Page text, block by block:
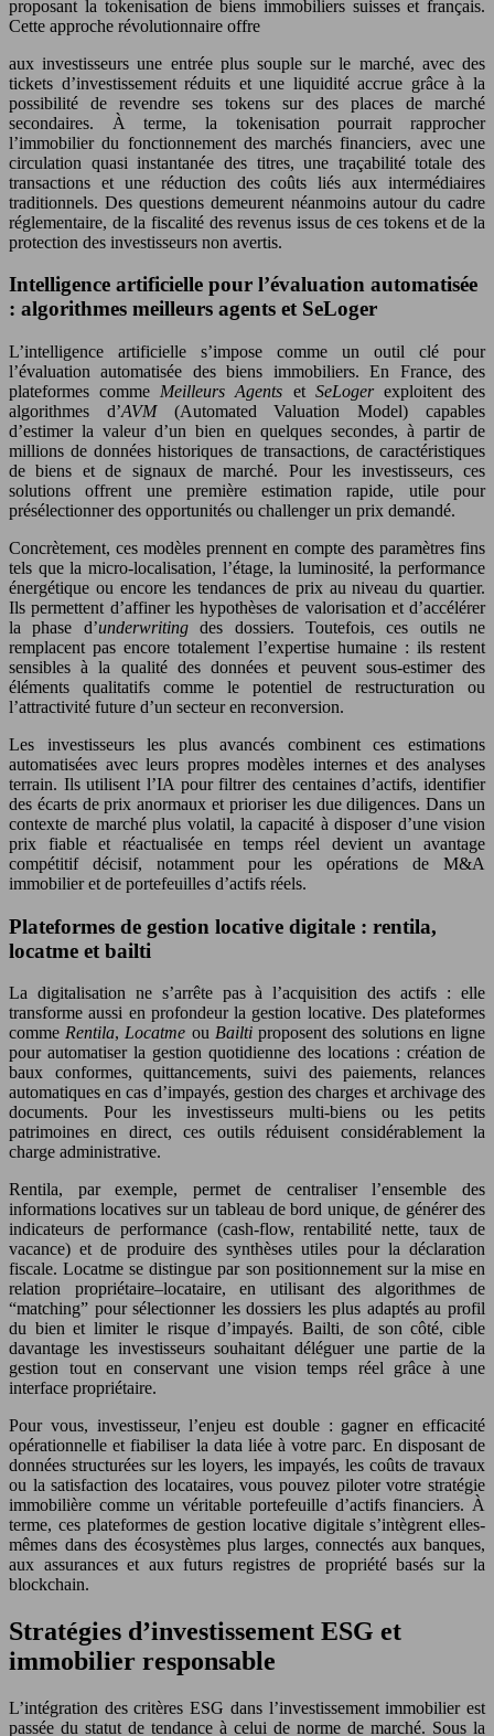
proposant la tokenisation de biens immobiliers suisses et français.
Cette approche révolutionnaire offre
aux investisseurs une entrée plus souple sur le marché, avec des
tickets d’investissement réduits et une liquidité accrue grâce à la
possibilité de revendre ses tokens sur des places de marché
secondaires. À terme, la tokenisation pourrait rapprocher
l’immobilier du fonctionnement des marchés financiers, avec une
circulation quasi instantanée des titres, une traçabilité totale des
transactions et une réduction des coûts liés aux intermédiaires
traditionnels. Des questions demeurent néanmoins autour du cadre
réglementaire, de la fiscalité des revenus issus de ces tokens et de la
protection des investisseurs non avertis.
Intelligence artificielle pour l’évaluation automatisée
: algorithmes meilleurs agents et SeLoger
L’intelligence artificielle s’impose comme un outil clé pour
l’évaluation automatisée des biens immobiliers. En France, des
plateformes comme Meilleurs Agents et SeLogerexploitent des
algorithmes d’AVM(Automated Valuation Model) capables
d’estimer la valeur d’un bien en quelques secondes, à partir de
millions de données historiques de transactions, de caractéristiques
de biens et de signaux de marché. Pour les investisseurs, ces
solutions offrent une première estimation rapide, utile pour
présélectionner des opportunités ou challenger un prix demandé.
Concrètement, ces modèles prennent en compte des paramètres fins
tels que la micro-localisation, l’étage, la luminosité, la performance
énergétique ou encore les tendances de prix au niveau du quartier.
Ils permettent d’affiner les hypothèses de valorisation et d’accélérer
la phase d’underwritingdes dossiers. Toutefois, ces outils ne
remplacent pas encore totalement l’expertise humaine : ils restent
sensibles à la qualité des données et peuvent sous-estimer des
éléments qualitatifs comme le potentiel de restructuration ou
l’attractivité future d’un secteur en reconversion.
Les investisseurs les plus avancés combinent ces estimations
automatisées avec leurs propres modèles internes et des analyses
terrain. Ils utilisent l’IA pour filtrer des centaines d’actifs, identifier
des écarts de prix anormaux et prioriser les due diligences. Dans un
contexte de marché plus volatil, la capacité à disposer d’une vision
prix fiable et réactualisée en temps réel devient un avantage
compétitif décisif, notamment pour les opérations de M&A
immobilier et de portefeuilles d’actifs réels.
Plateformes de gestion locative digitale : rentila,
locatme et bailti
La digitalisation ne s’arrête pas à l’acquisition des actifs : elle
transforme aussi en profondeur la gestion locative. Des plateformes
commeRentila,Locatme ou Bailtiproposent des solutions en ligne
pour automatiser la gestion quotidienne des locations : création de
baux conformes, quittancements, suivi des paiements, relances
automatiques en cas d’impayés, gestion des charges et archivage des
documents. Pour les investisseurs multi‑biens ou les petits
patrimoines en direct, ces outils réduisent considérablement la
charge administrative.
Rentila, par exemple, permet de centraliser l’ensemble des
informations locatives sur un tableau de bord unique, de générer des
indicateurs de performance (cash-flow, rentabilité nette, taux de
vacance) et de produire des synthèses utiles pour la déclaration
fiscale. Locatme se distingue par son positionnement sur la mise en
relation propriétaire–locataire, en utilisant des algorithmes de
“matching” pour sélectionner les dossiers les plus adaptés au profil
du bien et limiter le risque d’impayés. Bailti, de son côté, cible
davantage les investisseurs souhaitant déléguer une partie de la
gestion tout en conservant une vision temps réel grâce à une
interface propriétaire.
Pour vous, investisseur, l’enjeu est double : gagner en efficacité
opérationnelle et fiabiliser la data liée à votre parc. En disposant de
données structurées sur les loyers, les impayés, les coûts de travaux
ou la satisfaction des locataires, vous pouvez piloter votre stratégie
immobilière comme un véritable portefeuille d’actifs financiers. À
terme, ces plateformes de gestion locative digitale s’intègrent elles-
mêmes dans des écosystèmes plus larges, connectés aux banques,
aux assurances et aux futurs registres de propriété basés sur la
blockchain.
Stratégies d’investissement ESG et
immobilier responsable
L’intégration des critères ESG dans l’investissement immobilier est
passée du statut de tendance à celui de norme de marché. Sous la